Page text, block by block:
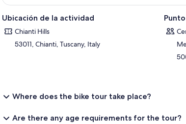
Ubicación de la actividad
Chianti Hills
53011, Chianti, Tuscany, Italy
Where does the bike tour take place?
Are there any age requirements for the tour?